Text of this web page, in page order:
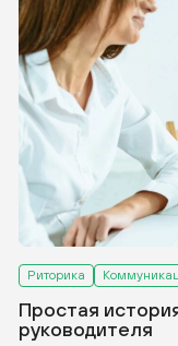
Риторика
Простая
руководителя